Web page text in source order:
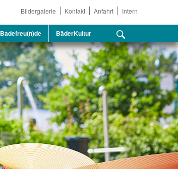
Bildergalerie Kontakt Anfahrt Intern
Badefreu(n)de BäderKultur